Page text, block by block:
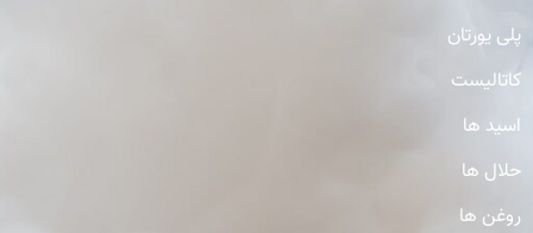
پلی یورتان
کاتالیست
اسید ها
حلال ها
روغن ها